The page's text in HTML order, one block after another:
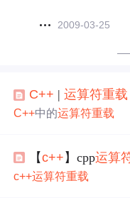
2009-03-25
C++ |运算符重载
C++中的运算符重载
【c++ 】cpp运算
c++运算符重载